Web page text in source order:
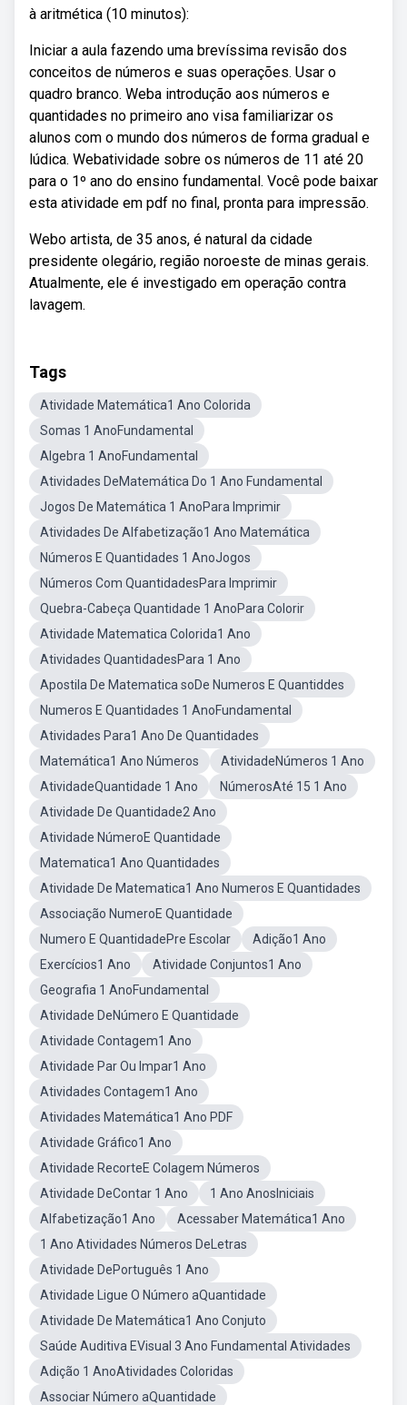
à aritmética (10 minutos):
Iniciar a aula fazendo uma brevíssima revisão dos
conceitos de números e suas operações. Usar o
quadro branco. Weba introdução aos números e
quantidades no primeiro ano visa familiarizar os
alunos com o mundo dos números de forma gradual e
lúdica. Webatividade sobre os números de 11 até 20
para o 1º ano do ensino fundamental. Você pode baixar
esta atividade em pdf no final, pronta para impressão.
Webo artista, de 35 anos, é natural da cidade
presidente olegário, região noroeste de minas gerais.
Atualmente, ele é investigado em operação contra
lavagem.
Tags
Atividade Matemática1 Ano Colorida
Somas 1 AnoFundamental
Algebra 1 AnoFundamental
Atividades DeMatemática Do 1 Ano Fundamental
Jogos De Matemática 1 AnoPara Imprimir
Atividades De Alfabetização1 Ano Matemática
Números E Quantidades 1 AnoJogos
Números Com QuantidadesPara Imprimir
Quebra-Cabeça Quantidade 1 AnoPara Colorir
Atividade Matematica Colorida1 Ano
Atividades QuantidadesPara 1 Ano
Apostila De Matematica soDe Numeros E Quantiddes
Numeros E Quantidades 1 AnoFundamental
Atividades Para1 Ano De Quantidades
Matemática1 Ano Números
AtividadeNúmeros 1 Ano
AtividadeQuantidade 1 Ano
NúmerosAté 15 1 Ano
Atividade De Quantidade2 Ano
Atividade NúmeroE Quantidade
Matematica1 Ano Quantidades
Atividade De Matematica1 Ano Numeros E Quantidades
Associação NumeroE Quantidade
Numero E QuantidadePre Escolar
Adição1 Ano
Exercícios1 Ano
Atividade Conjuntos1 Ano
Geografia 1 AnoFundamental
Atividade DeNúmero E Quantidade
Atividade Contagem1 Ano
Atividade Par Ou Impar1 Ano
Atividades Contagem1 Ano
Atividades Matemática1 Ano PDF
Atividade Gráfico1 Ano
Atividade RecorteE Colagem Números
Atividade DeContar 1 Ano
1 Ano AnosIniciais
Alfabetização1 Ano
Acessaber Matemática1 Ano
1 Ano Atividades Números DeLetras
Atividade DePortuguês 1 Ano
Atividade Ligue O Número aQuantidade
Atividade De Matemática1 Ano Conjuto
Saúde Auditiva EVisual 3 Ano Fundamental Atividades
Adição 1 AnoAtividades Coloridas
Associar Número aQuantidade